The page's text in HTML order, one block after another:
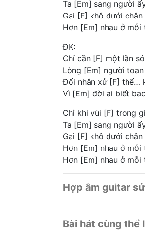
Ta [Em] sang người
Gai [F] khô dưới
Hơn [Em] nhau ở
ĐK:
Chỉ cần [F] một lần
Lòng [Em] người
Đối nhân xử [F] thế…
Vì [Em] đời ai biết
Chỉ khi vùi [F] trong
Ta [Em] sang người
Gai [F] khô dưới
Hơn [Em] nhau ở
Hơn [Em] nhau ở
Hợp âm guitar
Bài hát cùng thể